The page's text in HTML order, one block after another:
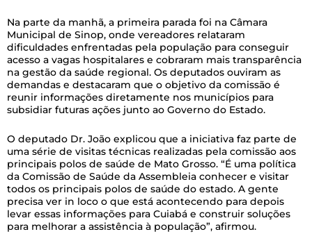
Na parte da manhã, a primeira parada foi na Câmara
Municipal de Sinop, onde vereadores relataram
dificuldades enfrentadas pela população para conseguir
acesso a vagas hospitalares e cobraram mais transparência
na gestão da saúde regional. Os deputados ouviram as
demandas e destacaram que o objetivo da comissão é
reunir informações diretamente nos municípios para
subsidiar futuras ações junto ao Governo do Estado.
O deputado Dr. João explicou que a iniciativa faz parte de
uma série de visitas técnicas realizadas pela comissão aos
principais polos de saúde de Mato Grosso. “É uma política
da Comissão de Saúde da Assembleia conhecer e visitar
todos os principais polos de saúde do estado. A gente
precisa ver in loco o que está acontecendo para depois
levar essas informações para Cuiabá e construir soluções
para melhorar a assistência à população”, afirmou.